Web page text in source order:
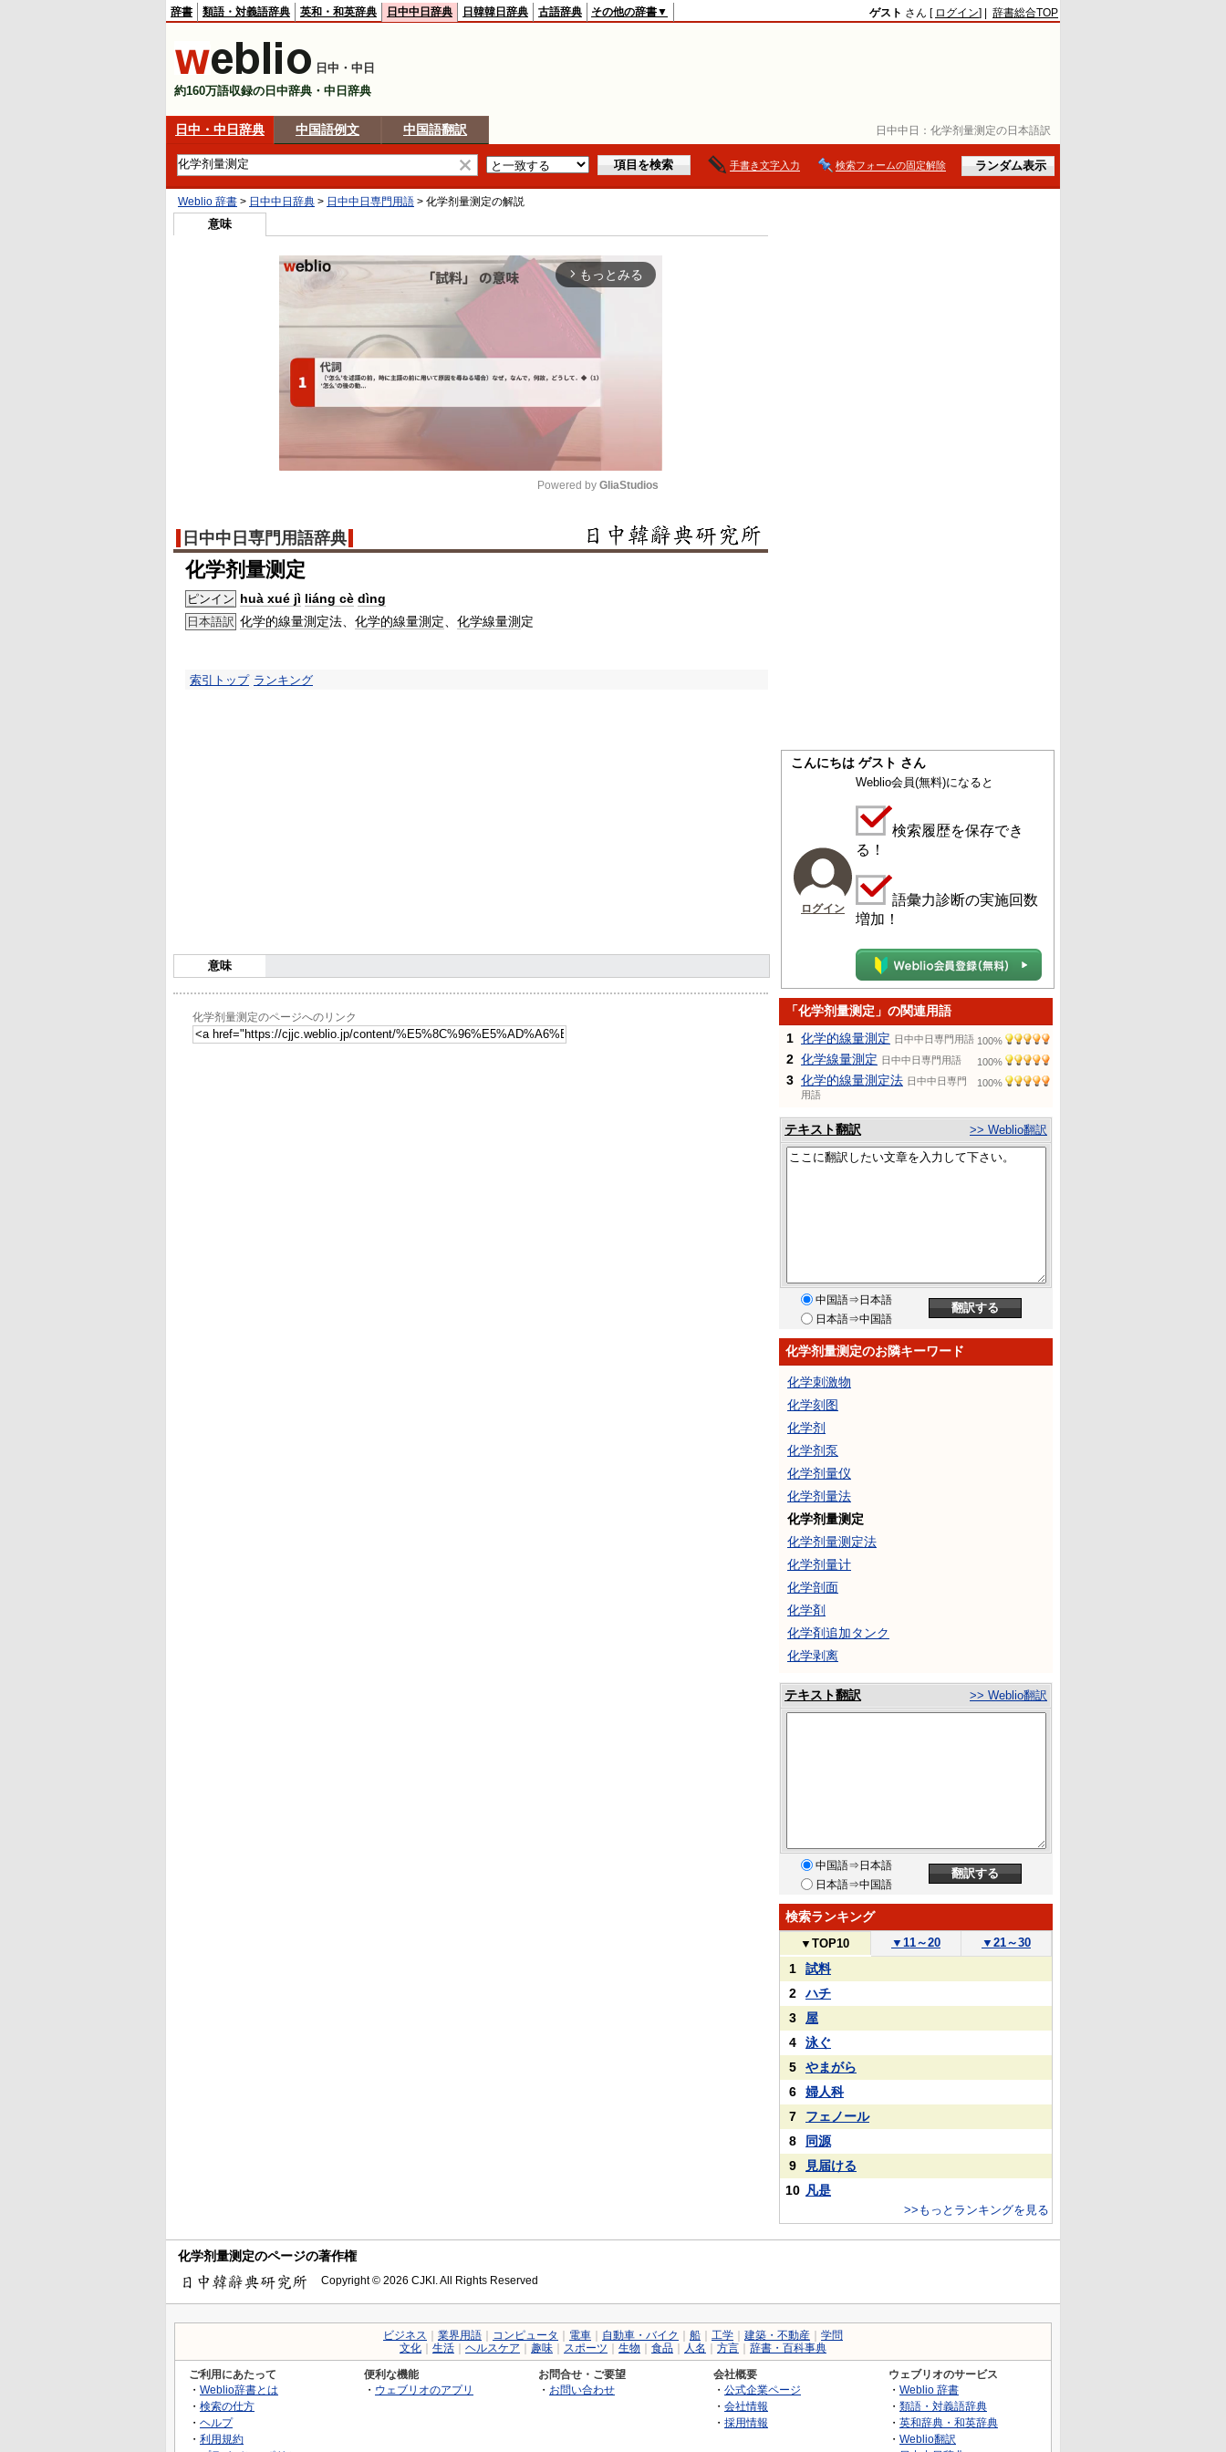
日中中日： 化学剂量测定の日本語訳
辞書 類語・対義語辞典 英和・和英辞典 日中中日辞典 日韓韓日辞典 古語辞典 その他の辞書▼ ゲスト さん [ ログイン] | 辞書総合TOP
日中・中日
約160万語収録の日中辞典・中日辞典
日中・中日辞典 中国語例文 中国語翻訳
手書き文字入力 検索フォームの固定解除
Weblio 辞書 > 日中中日辞典 > 日中中日専門用語 > 化学剂量测定の解説
意味
arrow_forward_ios もっとみる
Mute
Powered by GliaStudios
日中中日専門用語辞典
化学剂量测定
ピンイン huà xué jì liáng cè dìng
日本語訳 化学的線量測定法、 化学的線量測定 化学線量測 定
索引トップ ランキング
意味
化学剂量测定のページへのリンク
こんにちは ゲスト さん
ログイン
Weblio会員(無料)になると
検索履歴を保存でき
る！
語彙力診断の実施回数
増加！
「化学剂量测定」の関連用語
1 化学的線量測定 日中中日専門用語 100%
2 化学線量測定 日中中日専門用語 100%
3 化学的線量測定法 日中中日専門
用語
100%
テキスト翻訳 >> Weblio翻訳
中国語⇒日本語
日本語⇒中国語
化学剂量测定のお隣キーワード
化学刺激物
化学刻图
化学剂
化学剂泵
化学剂量仪
化学剂量法
化学剂量测定
化学剂量测定法
化学剂量计
化学剖面
化学剤
化学剤追加タンク
化学剥离
テキスト翻訳 >> Weblio翻訳
中国語⇒日本語
日本語⇒中国語
検索ランキング
▼ TOP10 ▼ 11～20 ▼ 21～30
1
試料
2
ハチ
3
屋
4
泳ぐ
5
やまがら
6
婦人科
7
フェノール
8
同源
9
見届ける
10 凡是
>>もっとランキングを見る
化学剂量测定のページの著作権
Copyright © 2026 CJKI. All Rights Reserved
ビジネス 業界用語 コンピュータ 電車 自動車・バイク 船 工学 建築・不動産
学問
文化
生活 ヘルスケア 趣味 スポーツ 生物 食品 人名 方言 辞書・百科事典
ご利用にあたって
・ Weblio辞書とは
・ 検索の仕方
・ ヘルプ
・ 利用規約
便利な機能
・ ウェブリオのアプリ
お問合せ・ご要望
・ お問い合わせ
会社概要
・ 公式企業ページ
・ 会社情報
・ 採用情報
ウェブリオのサービス
・ Weblio 辞書
・ 類語・対義語辞典
・ 英和辞典・和英辞典
・ Weblio翻訳